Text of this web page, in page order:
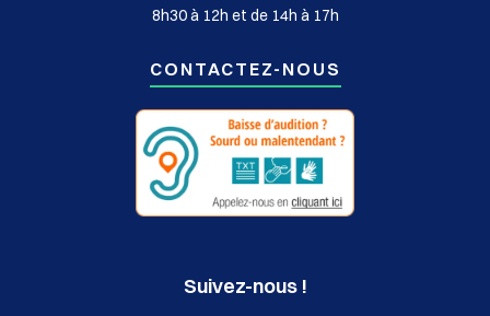
8h30 à 12h et de 14h à 17h
CONTACTEZ-NOUS
Suivez-nous !